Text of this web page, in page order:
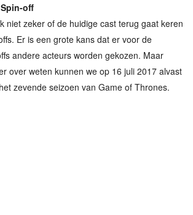
off
niet zeker of de huidige cast terug gaat keren
Er is een grote kans dat er voor de
andere acteurs worden gekozen. Maar
over weten kunnen we op 16 juli 2017 alvast
zevende seizoen van Game of Thrones.